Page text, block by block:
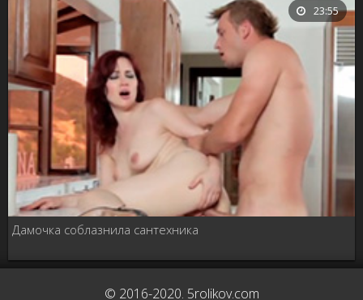
23:55
Дамочка соблазнила сантехника
© 2016-2020. 5rolikov.com